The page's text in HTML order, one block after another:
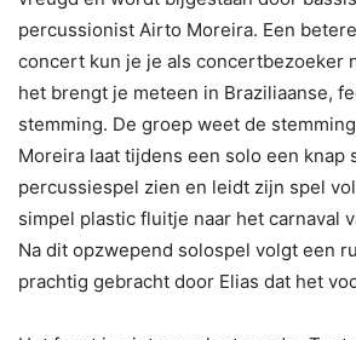
percussionist Airto Moreira. Een
concert kun je je als concertbezoeker
het brengt je meteen in Braziliaanse,
stemming. De groep weet de
Moreira laat tijdens een solo een knap
percussiespel zien en leidt zijn spel
simpel plastic fluitje naar het carnaval
Na dit opzwepend solospel volgt een
prachtig gebracht door Elias dat het